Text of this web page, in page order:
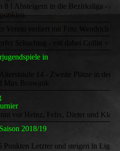
8 ! Absteigern in die Bezirksliga -
Verein verliert mit Fritz Wendrich
Schachtag - mit dabei Collin +
in
Alterststufe 14 - Zweite Plätze in der
Max Boswank
vor Heinz, Felix, Dieter und Klaus
2018/19
Punkten Letzter und steigen in Liga